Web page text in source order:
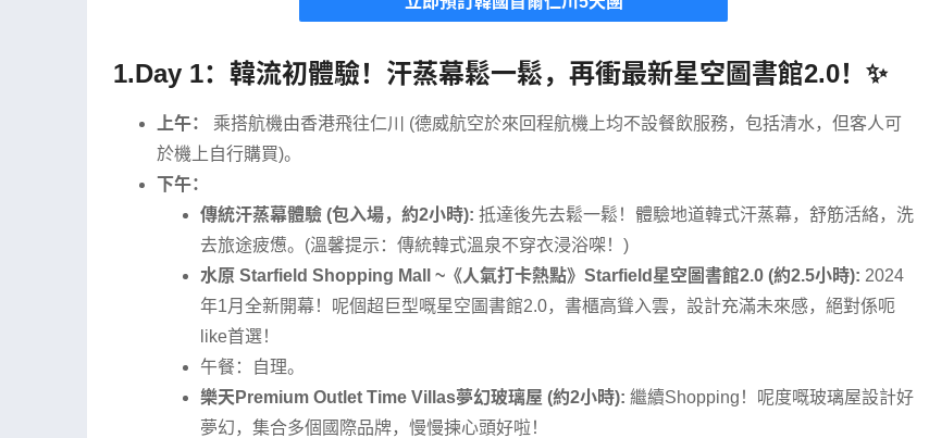
1.Day 1：韓流初體驗！汗蒸幕鬆一鬆，再衝最新星空圖書館2.0！✨
上午：
乘搭航機由香港飛往仁川 (德威航空於來回程航機上均不設餐飲服務，包括清水，但客人可
於機上自行購買)。
下午：
傳統汗蒸幕體驗 (包入場，約2小時): 抵達後先去鬆一鬆！體驗地道韓式汗蒸幕，舒筋活絡，洗
去旅途疲憊。(溫馨提示：傳統韓式溫泉不穿衣浸浴㗎！)
水原 Starfield Shopping Mall ~《人氣打卡熱點》Starfield星空圖書館2.0 (約2.5小時): 2024
年1月全新開幕！呢個超巨型嘅星空圖書館2.0，書櫃高聳入雲，設計充滿未來感，絕對係呃
like首選！
午餐：自理。
樂天Premium Outlet Time Villas夢幻玻璃屋 (約2小時): 繼續Shopping！呢度嘅玻璃屋設計好
夢幻，集合多個國際品牌，慢慢揀心頭好啦！